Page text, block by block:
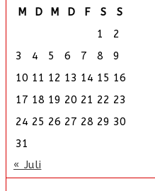
M
D M D F S
S
1
2
3
4 5 6 7 8
9
10 11 12 13 14 15 16
17 18 19 20 21 22 23
24 25 26 27 28 29 30
31
« Juli